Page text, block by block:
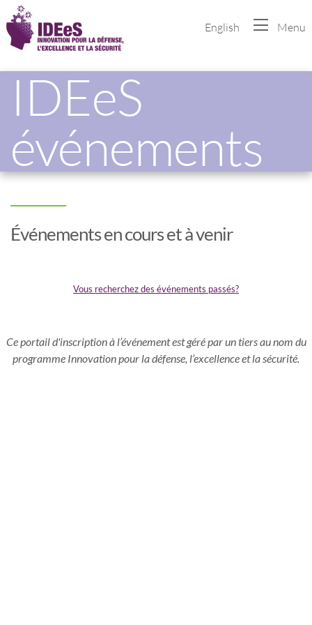
English Menu
IDEeS
événements
Événements en cours et à venir
Vous recherchez des événements passés?
Ce portail d'inscription à l’événement est géré par un tiers au nom du
programme Innovation pour la défense, l’excellence et la sécurité.